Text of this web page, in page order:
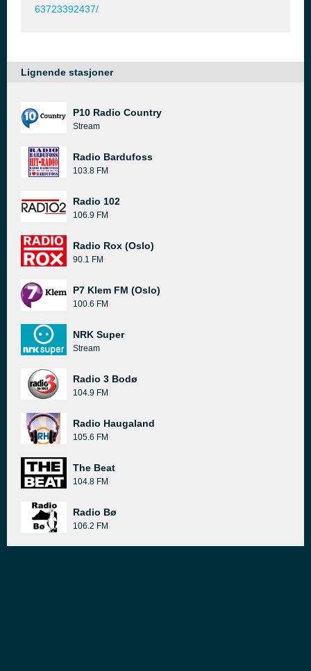
63723392437/
Lignende stasjoner
P10 Radio Country
Stream
Radio Bardufoss
103.8 FM
Radio 102
106.9 FM
Radio Rox (Oslo)
90.1 FM
P7 Klem FM (Oslo)
100.6 FM
NRK Super
Stream
Radio 3 Bodø
104.9 FM
Radio Haugaland
105.6 FM
The Beat
104.8 FM
Radio Bø
106.2 FM